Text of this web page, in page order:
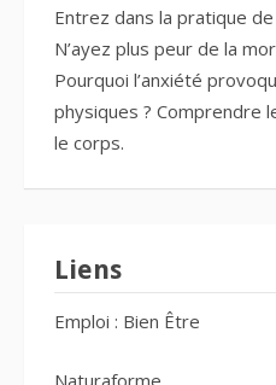
Entrez dans la pratique de
N’ayez plus peur de la
Pourquoi l’anxiété
physiques ? Comprendre
le corps.
Liens
Emploi : Bien Être
Naturaforme